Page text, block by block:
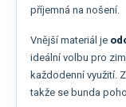
příjemná na nošení.
Vnější materiál je
ideální volbu pro
každodenní využití.
takže se bunda